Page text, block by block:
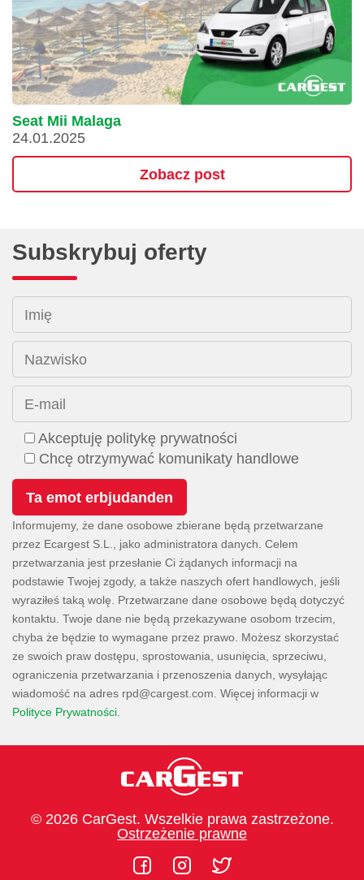
Seat Mii Malaga
24.01.2025
Zobacz post
Subskrybuj oferty
Imię
Nazwisko
E-mail
Akceptuję politykę prywatności
Chcę otrzymywać komunikaty handlowe
Informujemy, że dane osobowe zbierane będą przetwarzane
przez Ecargest S.L., jako administratora danych. Celem
przetwarzania jest przesłanie Ci żądanych informacji na
podstawie Twojej zgody, a także naszych ofert handlowych, jeśli
wyraziłeś taką wolę. Przetwarzane dane osobowe będą dotyczyć
kontaktu. Twoje dane nie będą przekazywane osobom trzecim,
chyba że będzie to wymagane przez prawo. Możesz skorzystać
ze swoich praw dostępu, sprostowania, usunięcia, sprzeciwu,
ograniczenia przetwarzania i przenoszenia danych, wysyłając
wiadomość na adres
. Więcej informacji w
Polityce Prywatności
© 2026 CarGest. Wszelkie prawa zastrzeżone.
Ostrzeżenie prawne